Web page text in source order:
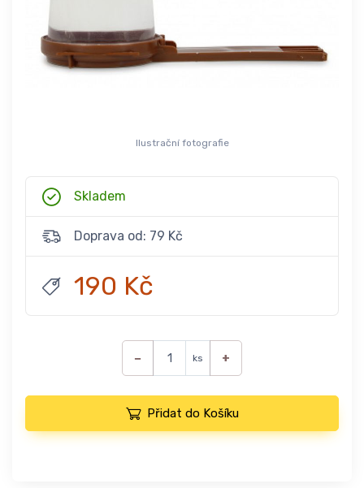
Ilustrační fotografie
Skladem
Doprava od: 79 Kč
190 Kč
− ks +
Přidat do Košíku